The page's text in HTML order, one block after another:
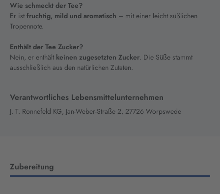
Wie schmeckt der Tee?
Er ist fruchtig, mild und aromatisch – mit einer leicht süßlichen
Tropennote.
Enthält der Tee Zucker?
Nein, er enthält keinen zugesetzten Zucker. Die Süße stammt
ausschließlich aus den natürlichen Zutaten.
Verantwortliches Lebensmittelunternehmen
J. T. Ronnefeld KG, Jan-Weber-Straße 2, 27726 Worpswede
Zubereitung